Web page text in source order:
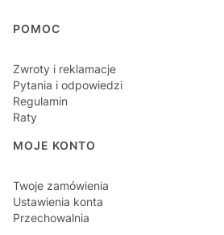
Linki w stopce
POMOC
Zwroty i reklamacje
Pytania i odpowiedzi
Regulamin
Raty
MOJE KONTO
Twoje zamówienia
Ustawienia konta
Przechowalnia